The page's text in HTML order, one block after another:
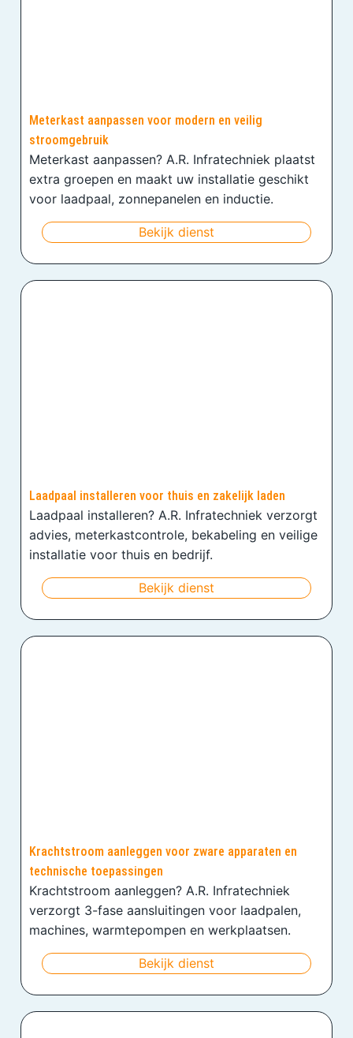
Meterkast aanpassen voor modern en veilig
stroomgebruik
Meterkast aanpassen? A.R. Infratechniek plaatst
extra groepen en maakt uw installatie geschikt
voor laadpaal, zonnepanelen en inductie.
Bekijk dienst
Laadpaal installeren voor thuis en zakelijk laden
Laadpaal installeren? A.R. Infratechniek verzorgt
advies, meterkastcontrole, bekabeling en veilige
installatie voor thuis en bedrijf.
Bekijk dienst
Krachtstroom aanleggen voor zware apparaten en
technische toepassingen
Krachtstroom aanleggen? A.R. Infratechniek
verzorgt 3-fase aansluitingen voor laadpalen,
machines, warmtepompen en werkplaatsen.
Bekijk dienst